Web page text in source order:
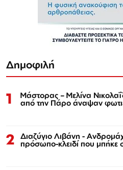
Δημοφιλή
1 Μάστορας – Μελίνα
από την Πάρο άναψαν
2 Διαζύγιο Λιβάνη -
πρόσωπο-κλειδί που μπήκε